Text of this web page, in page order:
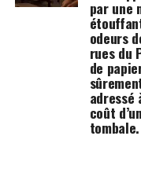
par une
odeurs
rues du
de
coût